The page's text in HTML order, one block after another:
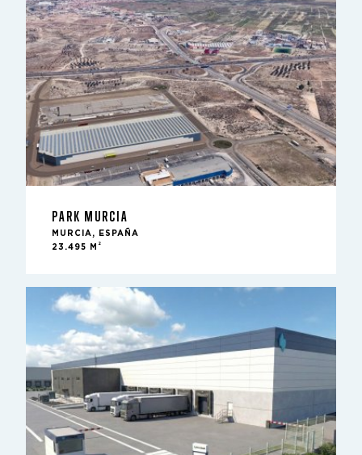
PARK MURCIA
MURCIA, ESPAÑA
23.495 M
2